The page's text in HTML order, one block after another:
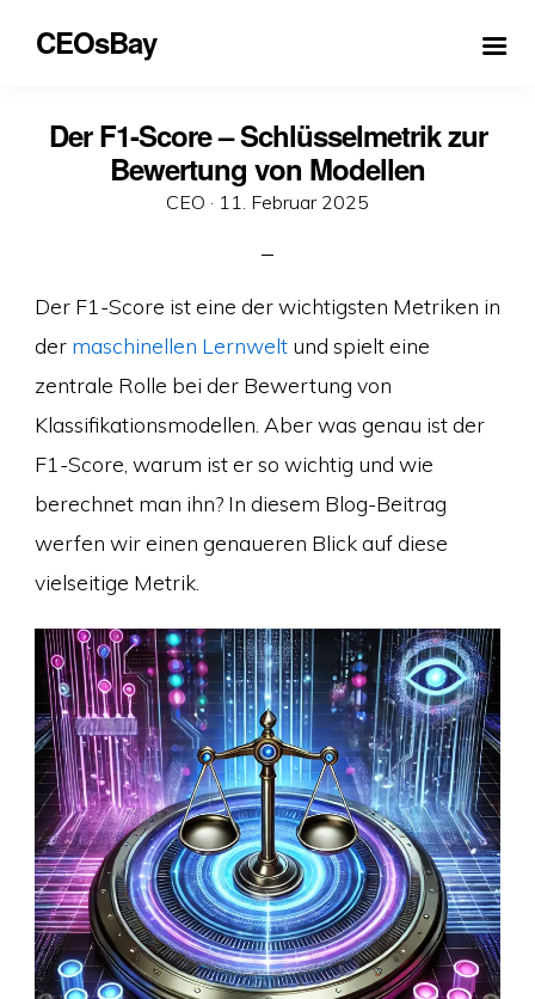
CEOsBay
Der F1-Score – Schlüsselmetrik zur
Bewertung von Modellen
CEO · Veröffentlicht
11. Februar 2025
Der F1-Score ist eine der wichtigsten Metriken in
der maschinellen Lernweltund spielt eine
zentrale Rolle bei der Bewertung von
Klassifikationsmodellen. Aber was genau ist der
F1-Score, warum ist er so wichtig und wie
berechnet man ihn? In diesem Blog-Beitrag
werfen wir einen genaueren Blick auf diese
vielseitige Metrik.